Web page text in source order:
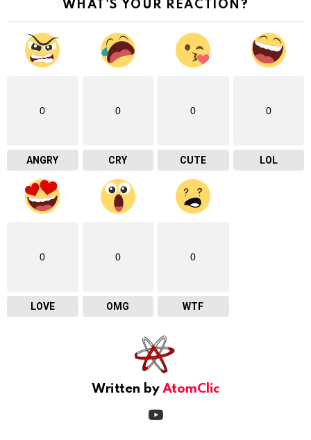
WHAT'S YOUR REACTION?
0
ANGRY
0
CRY
0
CUTE
0
LOL
0
LOVE
0
OMG
0
WTF
Written by AtomClic